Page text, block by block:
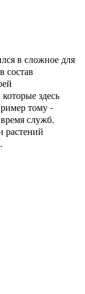
в сложное для
состав
здесь
тому -
служб.
растений